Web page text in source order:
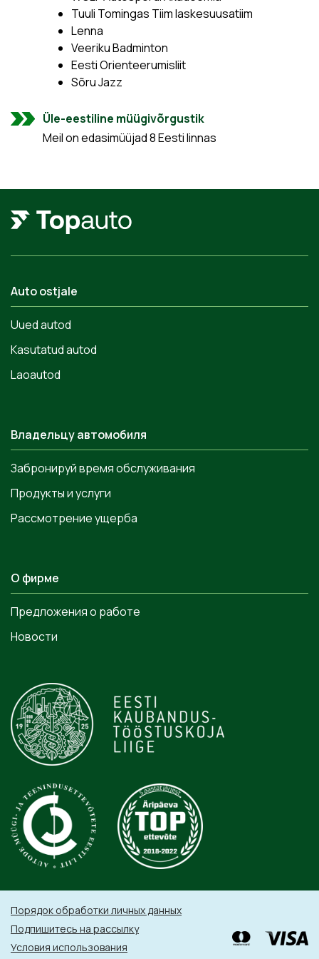
Tuuli Tomingas Tiim laskesuusatiim
Lenna
Veeriku Badminton
Eesti Orienteerumisliit
Sõru Jazz
Üle-eestiline müügivõrgustik
Meil on edasimüüjad 8 Eesti linnas
Auto ostjale
Uued autod
Kasutatud autod
Laoautod
Владельцу автомобиля
Забронируй время обслуживания
Продукты и услуги
Рассмотрение ущерба
О фирме
Предложения о работе
Новости
Порядок обработки личных данных
Подпишитесь на рассылку
Условия использования